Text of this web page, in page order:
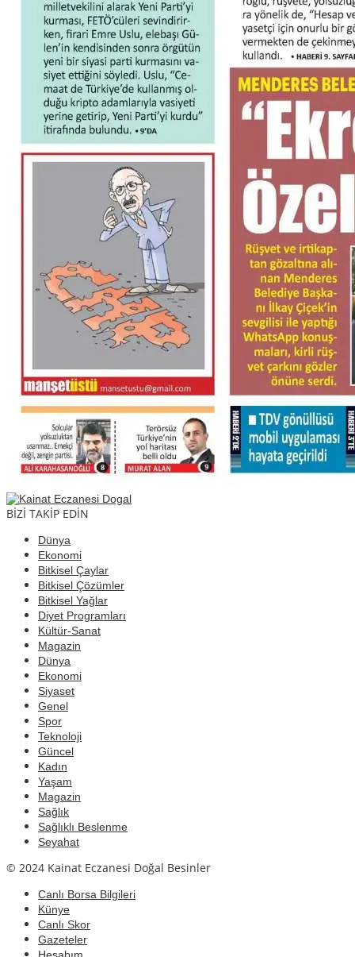
BİZİ TAKİP EDİN
Dünya
Ekonomi
Bitkisel Çaylar
Bitkisel Çözümler
Bitkisel Yağlar
Diyet Programları
Kültür-Sanat
Magazin
Dünya
Ekonomi
Siyaset
Genel
Spor
Teknoloji
Güncel
Kadın
Yaşam
Magazin
Sağlık
Sağlıklı Beslenme
Seyahat
© 2024 Kainat Eczanesi Doğal Besinler
Canlı Borsa Bilgileri
Künye
Canlı Skor
Gazeteler
Hesabım